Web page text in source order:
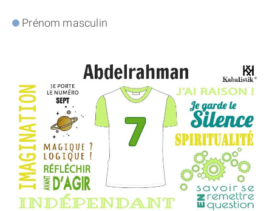
Prénom masculin
THÈME TEMPOREL
THÈME « DOUBLE JE »
APPRENDRE LA NUMÉROLOGIE
EXPLORER LA NUMÉROLOGIE
70.000 PRÉNOMS